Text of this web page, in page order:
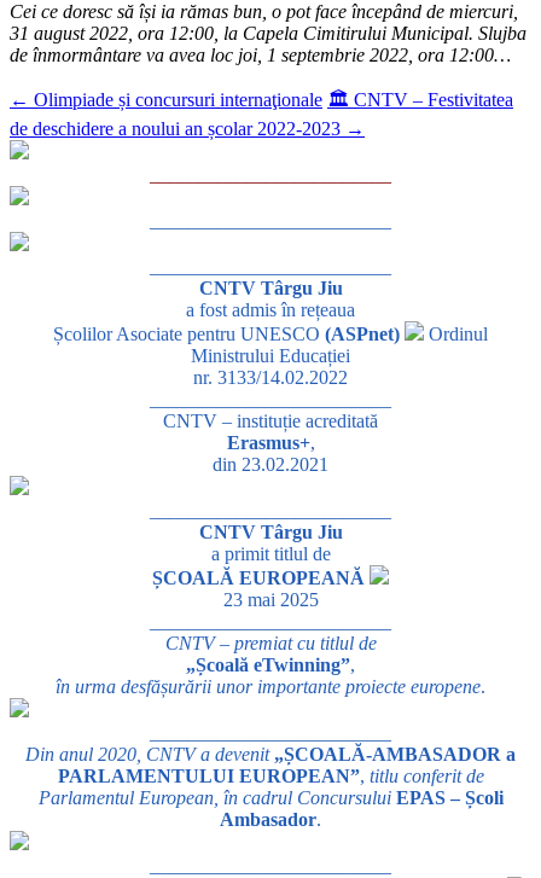
Cei ce doresc să își ia rămas bun, o pot face începând de miercuri,
31 august 2022, ora 12:00, la Capela Cimitirului Municipal. Slujba
de înmormântare va avea loc joi, 1 septembrie 2022, ora 12:00…
← Olimpiade și concursuri internaţionale 🏛 CNTV – Festivitatea
de deschidere a noului an școlar 2022-2023 →
CNTV Târgu Jiu
a fost admis în rețeaua
Școlilor Asociate pentru UNESCO (ASPnet)
Ordinul
Ministrului Educației
nr. 3133/14.02.2022
CNTV – instituție acreditată
Erasmus+,
din 23.02.2021
CNTV Târgu Jiu
a primit titlul de
ȘCOALĂ EUROPEANĂ
23 mai 2025
CNTV – premiat cu titlul de
„Școală eTwinning”,
în urma desfășurării unor importante proiecte europene.
Din anul 2020, CNTV a devenit „ȘCOALĂ-AMBASADOR a
PARLAMENTULUI EUROPEAN”, titlu conferit de
Parlamentul European, în cadrul Concursului EPAS – Școli
Ambasador.